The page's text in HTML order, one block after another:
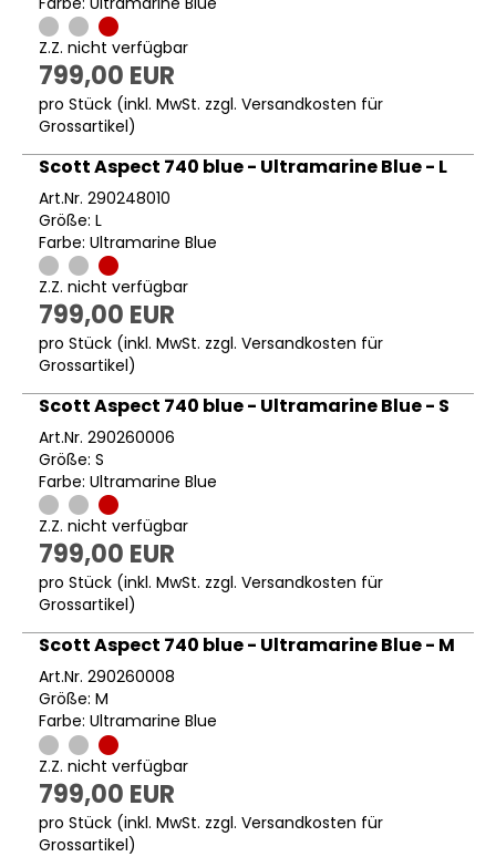
Z.Z. nicht verfügbar
799,00 EUR
pro Stück (inkl. MwSt. zzgl. Versandkosten für
Grossartikel)
Scott Aspect 740 blue - Ultramarine Blue - L
Art.Nr. 290248010
Größe: L
Farbe: Ultramarine Blue
Z.Z. nicht verfügbar
799,00 EUR
pro Stück (inkl. MwSt. zzgl. Versandkosten für
Grossartikel)
Scott Aspect 740 blue - Ultramarine Blue - S
Art.Nr. 290260006
Größe: S
Farbe: Ultramarine Blue
Z.Z. nicht verfügbar
799,00 EUR
pro Stück (inkl. MwSt. zzgl. Versandkosten für
Grossartikel)
Scott Aspect 740 blue - Ultramarine Blue - M
Art.Nr. 290260008
Größe: M
Farbe: Ultramarine Blue
Z.Z. nicht verfügbar
799,00 EUR
pro Stück (inkl. MwSt. zzgl. Versandkosten für
Grossartikel)